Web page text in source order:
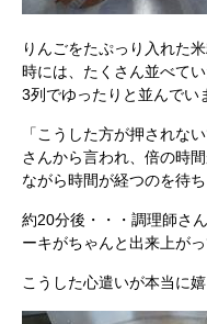
りんごをたぷっり入れた
時には、たくさん並べて
3列でゆったりと並んでい
「こうした方が押されな
さんから言われ、倍の時
ながら時間が経つのを待ち
約20分後・・・調理師さ
ーキがちゃんと出来上がっ
こうした心遣いが本当に